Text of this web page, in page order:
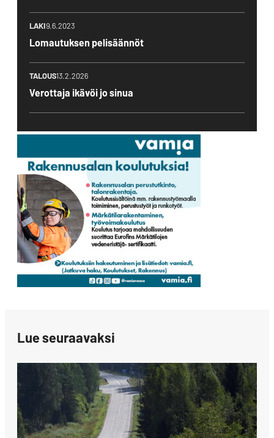
LAKI9.6.2023
Lomautuksen pelisäännöt
TALOUS13.2.2026
Verottaja ikävöi jo sinua
Lue seuraavaksi